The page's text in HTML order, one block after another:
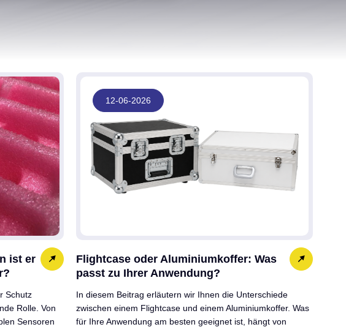
ist er
Schutz
Rolle. Von
Sensoren
12-06-2026
Flightcase oder Aluminiumkoffer: Was
passt zu Ihrer Anwendung?
In diesem Beitrag erläutern wir Ihnen die Unterschiede
zwischen einem Flightcase und einem Aluminiumkoffer. Was
für Ihre Anwendung am besten geeignet ist, hängt von